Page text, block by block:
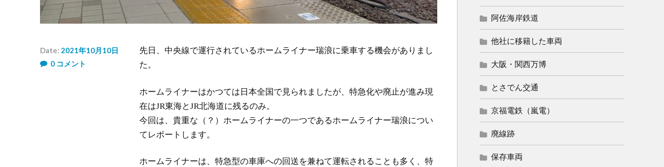
Date: 2021年10月10日
Author:
0コメント
先日、中央線で運行されているホームライナー瑞浪に乗車する機会がありまし
た。
ホームライナーはかつては日本全国で見られましたが、特急化や廃止が進み現
在はJR東海とJR北海道に残るのみ。
今回は、貴重な（？）ホームライナーの一つであるホームライナー瑞浪につい
てレポートします。
ホームライナーは、特急型の車庫への回送を兼ねて運転されることも多く、特
阿佐海岸鉄道
他社に移籍した車両
大阪・関西万博
とさでん交通
京福電鉄（嵐電）
廃線跡
保存車両